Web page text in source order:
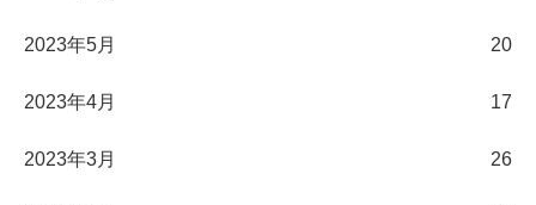
2023年5月 20
2023年4月 17
2023年3月 26